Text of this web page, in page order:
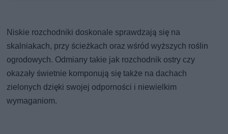
Niskie rozchodniki doskonale sprawdzają się na
skalniakach, przy ścieżkach oraz wśród wyższych roślin
ogrodowych. Odmiany takie jak rozchodnik ostry czy
okazały świetnie komponują się także na dachach
zielonych dzięki swojej odporności i niewielkim
wymaganiom.